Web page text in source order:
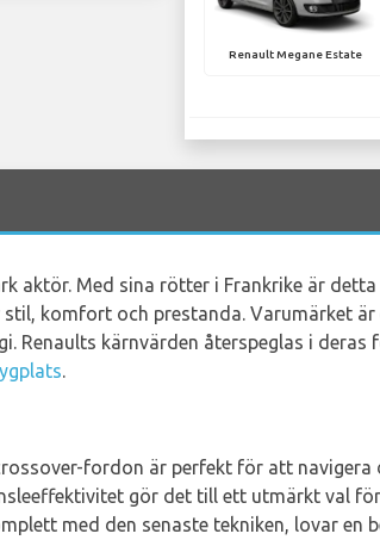
Renault Megane Estate
aktör. Med sina rötter i Frankrike är
komfort och prestanda. Varumärket är
Renaults kärnvärden återspeglas i
.
fordon är perfekt för att navigera
gör det till ett utmärkt val
med den senaste tekniken, lovar en